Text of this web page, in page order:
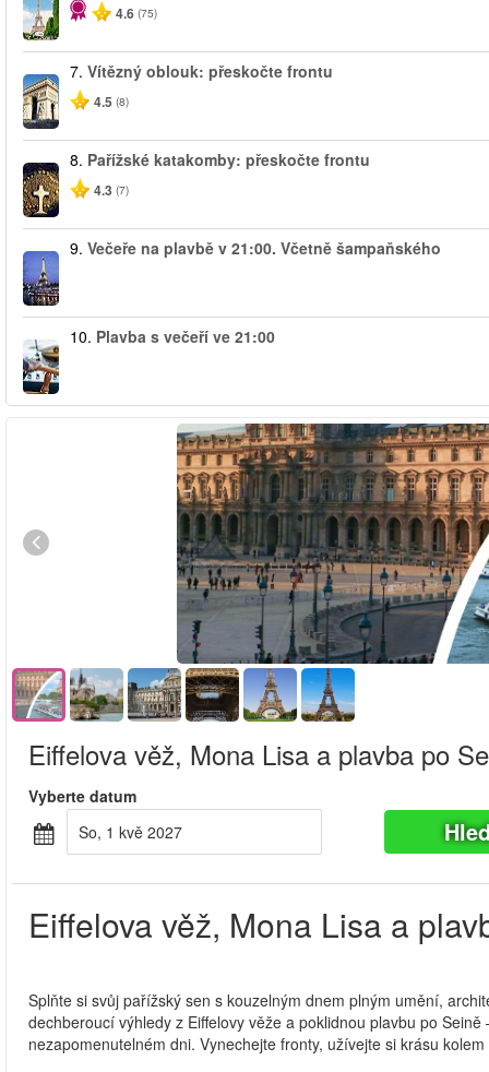
4.6 (75)
7. Vítězný oblouk: přeskočte frontu
4.5 (8)
8. Pařížské katakomby: přeskočte frontu
4.3 (7)
9. Večeře na plavbě v 21:00. Včetně šampaňského
10. Plavba s večeří ve 21:00
Eiffelova věž, Mona Lisa a plavba po
Vyberte datum
So, 1 kvě 2027
Eiffelova věž, Mona Lisa a
Splňte si svůj pařížský sen s kouzelným dnem plným umění,
dechberoucí výhledy z Eiffelovy věže a poklidnou plavbu po
nezapomenutelném dni. Vynechejte fronty, užívejte si krásu